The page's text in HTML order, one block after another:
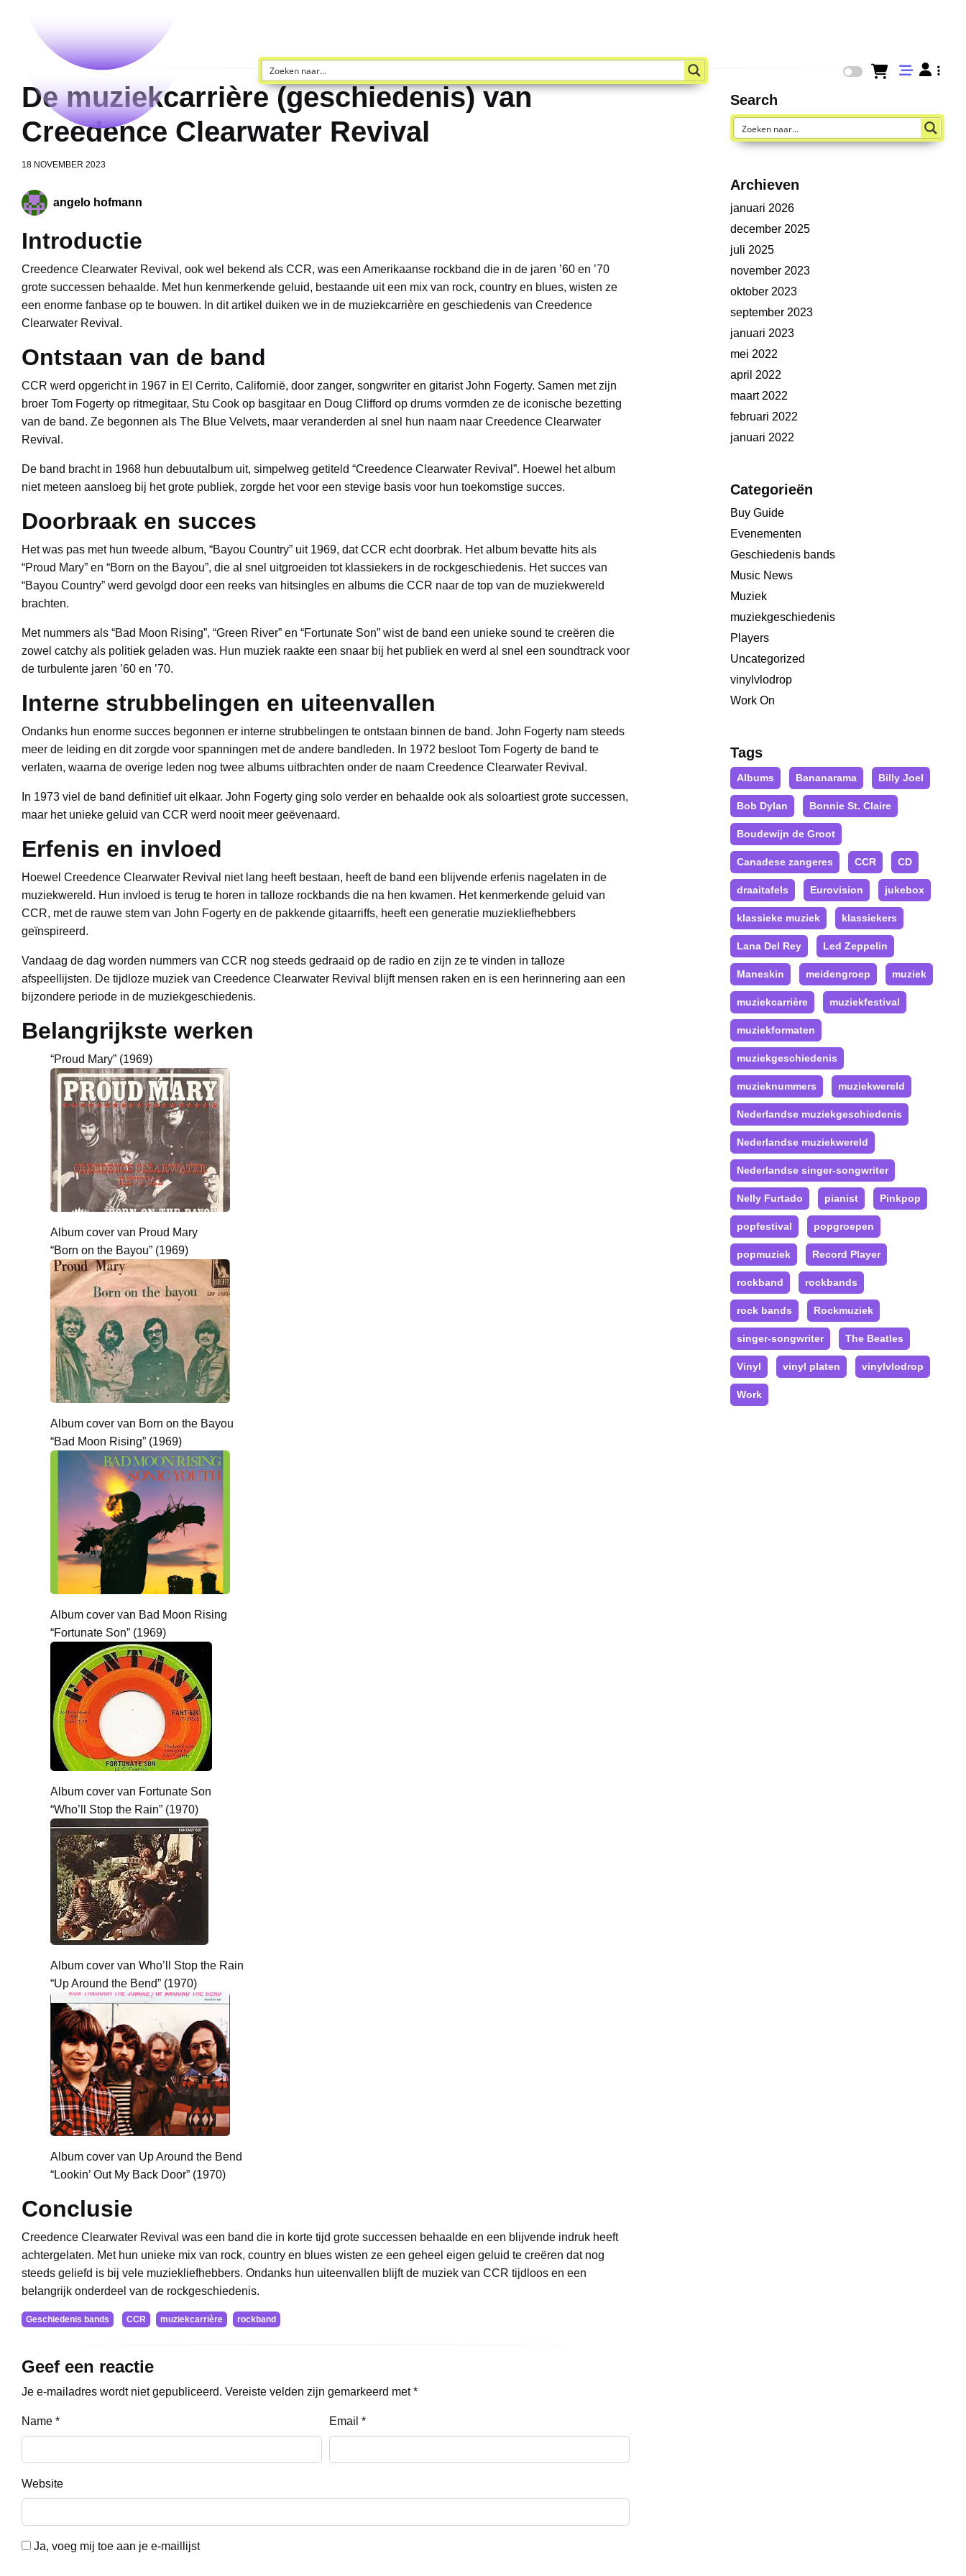
De muziekcarrière (geschiedenis) van
Creedence Clearwater Revival
18 NOVEMBER 2023
angelo hofmann
Introductie
Creedence Clearwater Revival, ook wel bekend als CCR, was een Amerikaanse rockband die in de jaren ’60 en ’70
grote successen behaalde. Met hun kenmerkende geluid, bestaande uit een mix van rock, country en blues, wisten ze
een enorme fanbase op te bouwen. In dit artikel duiken we in de muziekcarrière en geschiedenis van Creedence
Clearwater Revival.
Ontstaan van de band
CCR werd opgericht in 1967 in El Cerrito, Californië, door zanger, songwriter en gitarist John Fogerty. Samen met zijn
broer Tom Fogerty op ritmegitaar, Stu Cook op basgitaar en Doug Clifford op drums vormden ze de iconische bezetting
van de band. Ze begonnen als The Blue Velvets, maar veranderden al snel hun naam naar Creedence Clearwater
Revival.
De band bracht in 1968 hun debuutalbum uit, simpelweg getiteld “Creedence Clearwater Revival”. Hoewel het album
niet meteen aansloeg bij het grote publiek, zorgde het voor een stevige basis voor hun toekomstige succes.
Doorbraak en succes
Het was pas met hun tweede album, “Bayou Country” uit 1969, dat CCR echt doorbrak. Het album bevatte hits als
“Proud Mary” en “Born on the Bayou”, die al snel uitgroeiden tot klassiekers in de rockgeschiedenis. Het succes van
“Bayou Country” werd gevolgd door een reeks van hitsingles en albums die CCR naar de top van de muziekwereld
brachten.
Met nummers als “Bad Moon Rising”, “Green River” en “Fortunate Son” wist de band een unieke sound te creëren die
zowel catchy als politiek geladen was. Hun muziek raakte een snaar bij het publiek en werd al snel een soundtrack voor
de turbulente jaren ’60 en ’70.
Interne strubbelingen en uiteenvallen
Ondanks hun enorme succes begonnen er interne strubbelingen te ontstaan binnen de band. John Fogerty nam steeds
meer de leiding en dit zorgde voor spanningen met de andere bandleden. In 1972 besloot Tom Fogerty de band te
verlaten, waarna de overige leden nog twee albums uitbrachten onder de naam Creedence Clearwater Revival.
In 1973 viel de band definitief uit elkaar. John Fogerty ging solo verder en behaalde ook als soloartiest grote successen,
maar het unieke geluid van CCR werd nooit meer geëvenaard.
Erfenis en invloed
Hoewel Creedence Clearwater Revival niet lang heeft bestaan, heeft de band een blijvende erfenis nagelaten in de
muziekwereld. Hun invloed is terug te horen in talloze rockbands die na hen kwamen. Het kenmerkende geluid van
CCR, met de rauwe stem van John Fogerty en de pakkende gitaarriffs, heeft een generatie muziekliefhebbers
geïnspireerd.
Vandaag de dag worden nummers van CCR nog steeds gedraaid op de radio en zijn ze te vinden in talloze
afspeellijsten. De tijdloze muziek van Creedence Clearwater Revival blijft mensen raken en is een herinnering aan een
bijzondere periode in de muziekgeschiedenis.
Belangrijkste werken
“Proud Mary” (1969)
Album cover van Proud Mary
“Born on the Bayou” (1969)
Album cover van Born on the Bayou
“Bad Moon Rising” (1969)
Album cover van Bad Moon Rising
“Fortunate Son” (1969)
Album cover van Fortunate Son
“Who’ll Stop the Rain” (1970)
Album cover van Who’ll Stop the Rain
“Up Around the Bend” (1970)
Album cover van Up Around the Bend
“Lookin’ Out My Back Door” (1970)
Conclusie
Creedence Clearwater Revival was een band die in korte tijd grote successen behaalde en een blijvende indruk heeft
achtergelaten. Met hun unieke mix van rock, country en blues wisten ze een geheel eigen geluid te creëren dat nog
steeds geliefd is bij vele muziekliefhebbers. Ondanks hun uiteenvallen blijft de muziek van CCR tijdloos en een
belangrijk onderdeel van de rockgeschiedenis.
Geschiedenis bands CCR muziekcarrière rockband
Geef een reactie
Je e-mailadres wordt niet gepubliceerd. Vereiste velden zijn gemarkeerd met*
Name * Email *
Website
Ja, voeg mij toe aan je e-maillijst
Search
Archieven
januari 2026
december 2025
juli 2025
november 2023
oktober 2023
september 2023
januari 2023
mei 2022
april 2022
maart 2022
februari 2022
januari 2022
Categorieën
Buy Guide
Evenementen
Geschiedenis bands
Music News
Muziek
muziekgeschiedenis
Players
Uncategorized
vinylvlodrop
Work On
Tags
Albums Bananarama Billy Joel
Bob Dylan Bonnie St. Claire
Boudewijn de Groot
Canadese zangeres CCR CD
draaitafels Eurovision jukebox
klassieke muziek klassiekers
Lana Del Rey Led Zeppelin
Maneskin meidengroep muziek
muziekcarrière muziekfestival
muziekformaten
muziekgeschiedenis
muzieknummers muziekwereld
Nederlandse muziekgeschiedenis
Nederlandse muziekwereld
Nederlandse singer-songwriter
Nelly Furtado pianist Pinkpop
popfestival popgroepen
popmuziek Record Player
rockband rockbands
rock bands Rockmuziek
singer-songwriter The Beatles
Vinyl vinyl platen vinylvlodrop
Work